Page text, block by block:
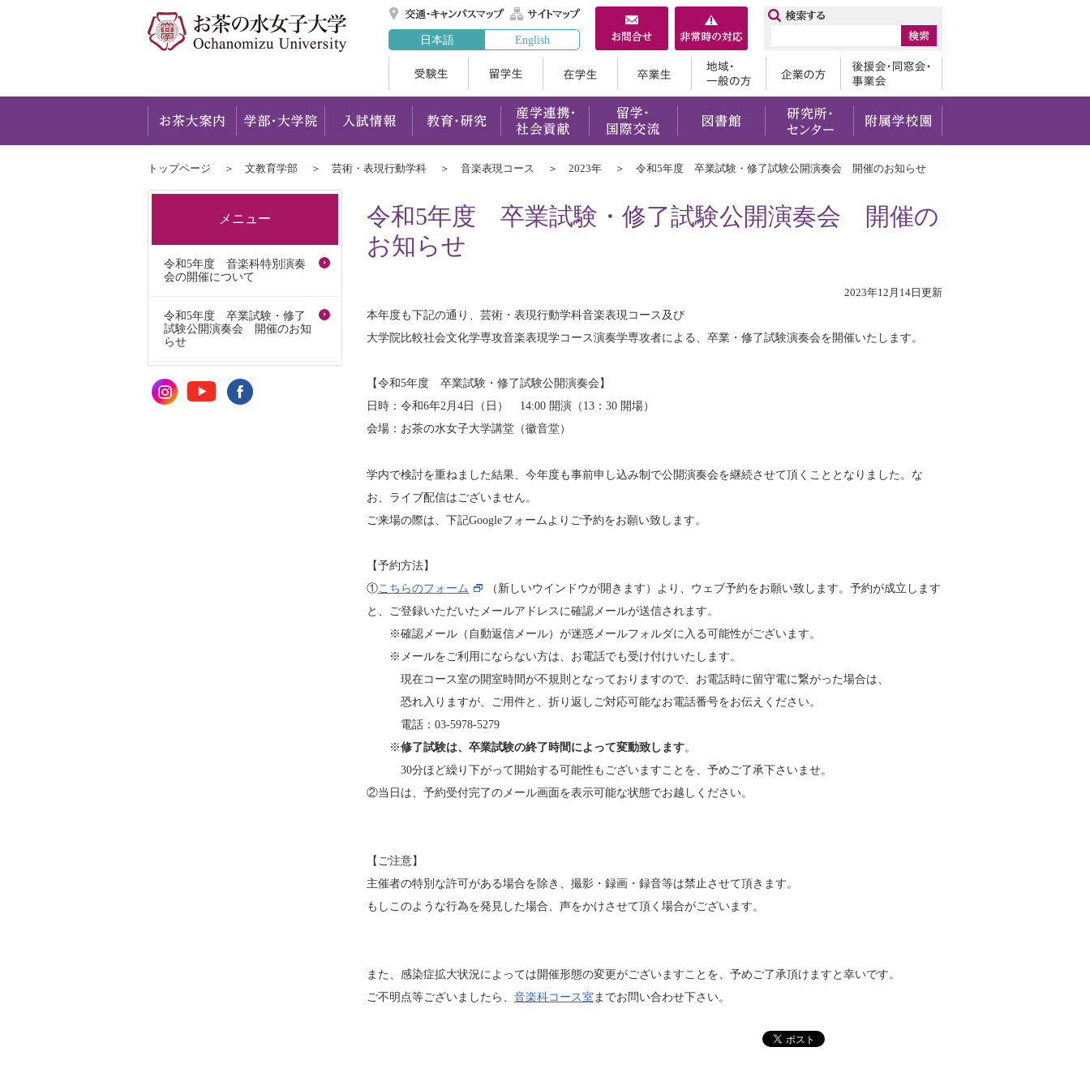
交通・キャンパスマップ
サイトマップ
日本語
English
在学生 地域・一般の方企業の方
お茶大案内 入試情報 教育・研究 産学連携・社会貢献留学・国際交流
トップページ 文教育学部 芸術・表現行動学科 音楽表現コース 2023年 令和5年度 卒業試験・修了試験公開演奏会 開催のお知らせ
令和5年度 卒業試験・修了試験公開演奏会 開催の
お知らせ
2023年12月14日更新
本年度も下記の通り、芸術・表現行動学科音楽表現コース及び
大学院比較社会文化学専攻音楽表現学コース演奏学専攻者による、卒業・修了試験演奏会を開催いたします。
【令和5年度 卒業試験・修了試験公開演奏会】
日時：令和6年2月4日（日） 14:00 開演（13：30 開場）
会場：お茶の水女子大学講堂（徽音堂）
学内で検討を重ねました結果、今年度も事前申し込み制で公開演奏会を継続させて頂くこととなりました。な
お、ライブ配信はございません。
ご来場の際は、下記Googleフォームよりご予約をお願い致します。
【予約方法】
①こちらのフォーム
（新しいウインドウが開きます）より、ウェブ予約をお願い致します。予約が成立します
と、ご登録いただいたメールアドレスに確認メールが送信されます。
※確認メール（自動返信メール）が迷惑メールフォルダに入る可能性がございます。
※メールをご利用にならない方は、お電話でも受け付けいたします。
現在コース室の開室時間が不規則となっておりますので、お電話時に留守電に繋がった場合は、
恐れ入りますが、ご用件と、折り返しご対応可能なお電話番号をお伝えください。
電話：03-5978-5279
※修了試験は、卒業試験の終了時間によって変動致します。
30分ほど繰り下がって開始する可能性もございますことを、予めご了承下さいませ。
②当日は、予約受付完了のメール画面を表示可能な状態でお越しください。
【ご注意】
主催者の特別な許可がある場合を除き、撮影・録画・録音等は禁止させて頂きます。
もしこのような行為を発見した場合、声をかけさせて頂く場合がございます。
また、感染症拡大状況によっては開催形態の変更がございますことを、予めご了承頂けますと幸いです。
ご不明点等ございましたら、 音楽科コース室 までお問い合わせ下さい。
メニュー
令和5年度 音楽科特別演奏
会の開催について
令和5年度 卒業試験・修了
試験公開演奏会 開催のお知
らせ